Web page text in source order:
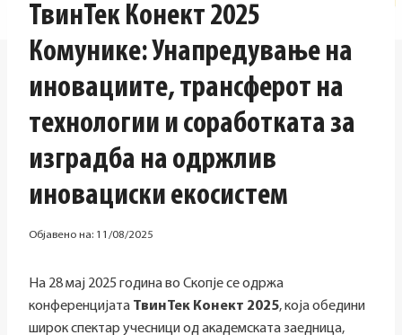
ТвинТек Конект 2025
Комунике: Унапредување на
иновациите, трансферот на
технологии и соработката за
изградба на одржлив
иновациски екосистем
Објавено на: 11/08/2025
На 28 мај 2025 година во Скопје се одржа
конференцијата ТвинТек Конект 2025, којa обедини
широк спектар учесници од академската заедница,